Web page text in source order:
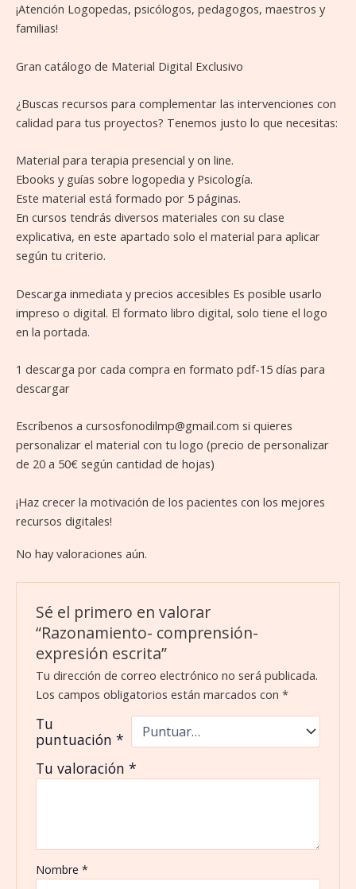
¡Atención Logopedas, psicólogos, pedagogos, maestros y
familias!
Gran catálogo de Material Digital Exclusivo
¿Buscas recursos para complementar las intervenciones con
calidad para tus proyectos? Tenemos justo lo que necesitas:
Material para terapia presencial y on line.
Ebooks y guías sobre logopedia y Psicología.
Este material está formado por 5 páginas.
En cursos tendrás diversos materiales con su clase
explicativa, en este apartado solo el material para aplicar
según tu criterio.
Descarga inmediata y precios accesibles Es posible usarlo
impreso o digital. El formato libro digital, solo tiene el logo
en la portada.
1 descarga por cada compra en formato pdf-15 días para
descargar
Escríbenos a cursosfonodilmp@gmail.com si quieres
personalizar el material con tu logo (precio de personalizar
de 20 a 50€ según cantidad de hojas)
¡Haz crecer la motivación de los pacientes con los mejores
recursos digitales!
No hay valoraciones aún.
Sé el primero en valorar
“Razonamiento- comprensión-
expresión escrita”
Tu dirección de correo electrónico no será publicada.
Los campos obligatorios están marcados con*
Tu
puntuación*
Tu valoración*
Nombre*